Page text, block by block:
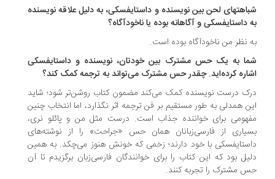
لحن بین نویسنده و داستایفسکی، به دلیل علاقه نویسنده
داستایفسکی و آگاهانه بوده یا ناخودآگاه؟
نظر من ناخودآگاه بوده است.
به یک حس مشترک بین خودتان، نویسنده و داستایفسکی
کرده‌اید. چقدر حس مشترک می‌تواند به ترجمه کمک کند؟
درست نویسنده کمک می‌کند مضمون کتاب روشن‌تر شود؛ شاید
همدلی به طور مستقیم بر فن ترجمه اثر نگذارد، اما انتخاب چنین
برای خواننده جذاب است. درست مثل من و پائلو نری،
از فارسی‌زبانان همان حس «جراحت» را از نوشته‌های
با خود دارند؛ زخمی که خونش هنوز می‌چکد. به همین
بود که این کتاب را برای خوانندگان فارسی‌زبان برگزیدم تا آن
مشترک را تجربه کنند.